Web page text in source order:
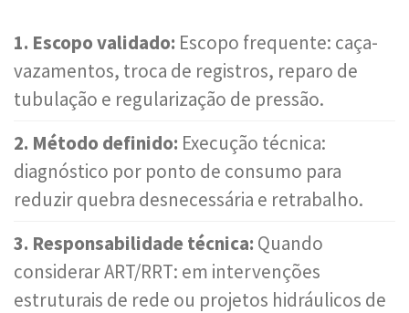
1. Escopo validado: Escopo frequente: caça-
vazamentos, troca de registros, reparo de
tubulação e regularização de pressão.
2. Método definido: Execução técnica:
diagnóstico por ponto de consumo para
reduzir quebra desnecessária e retrabalho.
3. Responsabilidade técnica: Quando
considerar ART/RRT: em intervenções
estruturais de rede ou projetos hidráulicos de